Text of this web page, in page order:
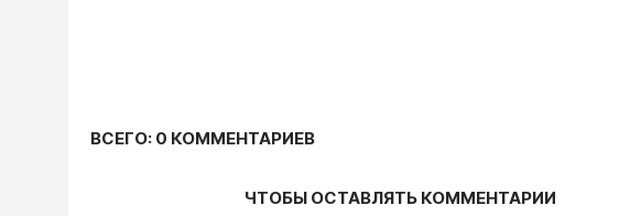
ВСЕГО: 0 КОММЕНТАРИЕВ
ЧТОБЫ ОСТАВЛЯТЬ КОММЕНТАРИИ